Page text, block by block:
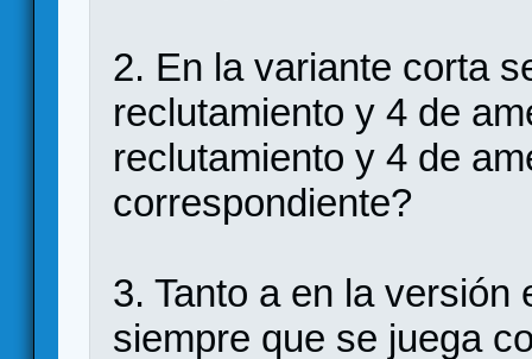
2. En la variante corta
reclutamiento y 4 de
reclutamiento y 4 de
correspondiente?
3. Tanto a en la
siempre que se juega